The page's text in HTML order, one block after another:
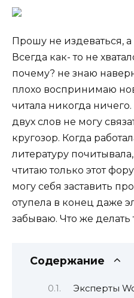
Прошу не издеваться,
Всегда как- то не
почему? не знаю
плохо воспринимаю
читала никогда
двух слов не могу
кругозор. Когда
литературу
чтитаю только этот
могу себя заставить
отупела в конец даже
забываю. Что же делать
Содержание
Эксперты